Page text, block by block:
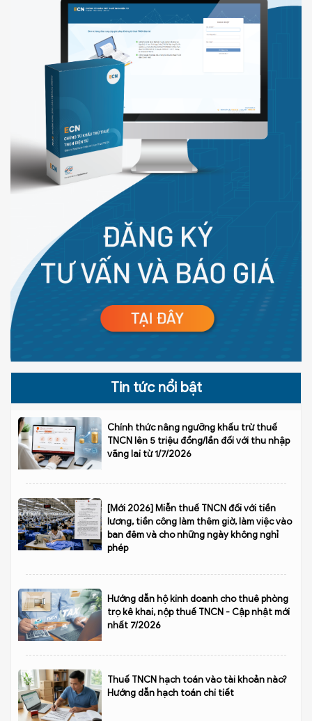
Tin tức nổi bật
Chính thức nâng ngưỡng khấu trừ thuế
TNCN lên 5 triệu đồng/lần đối với thu nhập
vãng lai từ 1/7/2026
[Mới 2026] Miễn thuế TNCN đối với tiền
lương, tiền công làm thêm giờ, làm việc vào
ban đêm và cho những ngày không nghỉ
phép
Hướng dẫn hộ kinh doanh cho thuê phòng
trọ kê khai, nộp thuế TNCN - Cập nhật mới
nhất 7/2026
Thuế TNCN hạch toán vào tài khoản nào?
Hướng dẫn hạch toán chi tiết